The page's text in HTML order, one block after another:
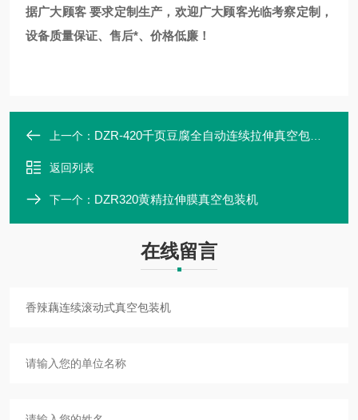
据广大顾客 要求定制生产，欢迎广大顾客光临考察定制，
设备质量保证、售后*、价格低廉！
上一个： DZR-420千页豆腐全自动连续拉伸真空包装机
返回列表
下一个： DZR320黄精拉伸膜真空包装机
在线留言